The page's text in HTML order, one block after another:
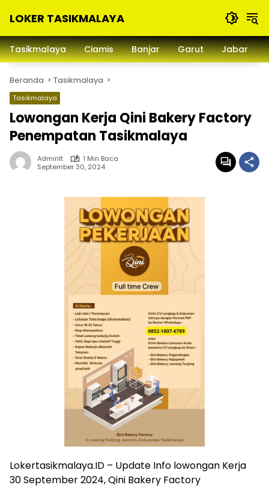
LOKER TASIKMALAYA
Lowongan
Kerja
dan
Sekitarna
Tasikmalaya Ciamis Banjar Garut Jabar
Beranda Tasikmalaya
Tasikmalaya
Lowongan Kerja Qini Bakery Factory
Penempatan Tasikmalaya
Adminlt
1 Min Baca
September 30, 2024
Lokertasikmalaya.ID – Update Info lowongan Kerja
30 September 2024, Qini Bakery Factory